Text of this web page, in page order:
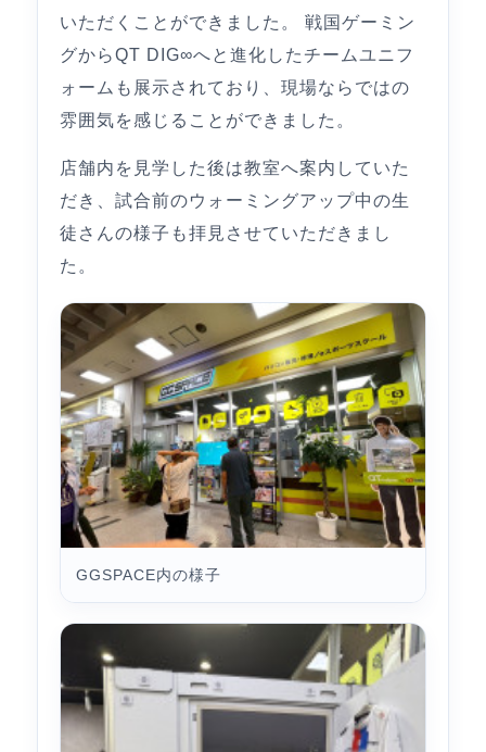
いただくことができました。 戦国ゲーミン
グからQT DIG∞へと進化したチームユニフ
ォームも展示されており、現場ならではの
雰囲気を感じることができました。
店舗内を見学した後は教室へ案内していた
だき、試合前のウォーミングアップ中の生
徒さんの様子も拝見させていただきまし
た。
GGSPACE内の様子